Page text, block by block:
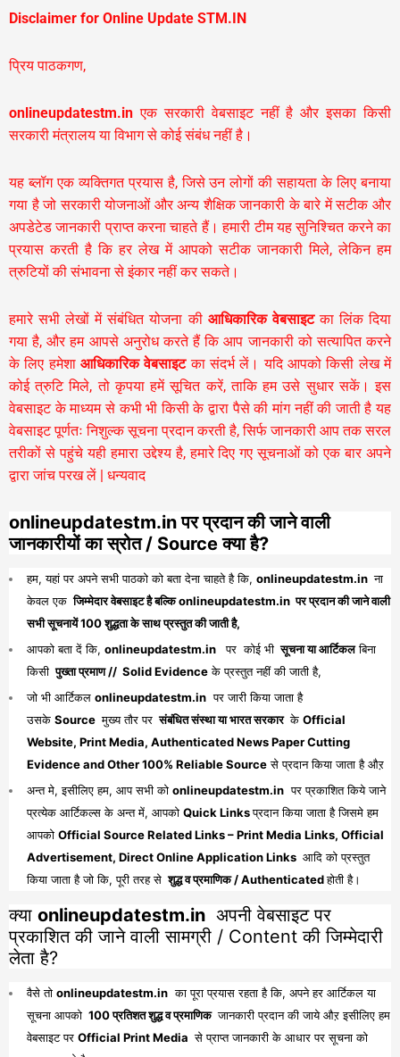
Disclaimer for Online Update STM.IN
प्रिय पाठकगण,
onlineupdatestm.in एक सरकारी वेबसाइट नहीं है और इसका किसी
सरकारी मंत्रालय या विभाग से कोई संबंध नहीं है।
यह ब्लॉग एक व्यक्तिगत प्रयास है, जिसे उन लोगों की सहायता के लिए बनाया
गया है जो सरकारी योजनाओं और अन्य शैक्षिक जानकारी के बारे में सटीक और
अपडेटेड जानकारी प्राप्त करना चाहते हैं। हमारी टीम यह सुनिश्चित करने का
प्रयास करती है कि हर लेख में आपको सटीक जानकारी मिले, लेकिन हम
त्रुटियों की संभावना से इंकार नहीं कर सकते।
हमारे सभी लेखों में संबंधित योजना की आधिकारिक वेबसाइटका लिंक दिया
गया है, और हम आपसे अनुरोध करते हैं कि आप जानकारी को सत्यापित करने
के लिए हमेशा आधिकारिक वेबसाइटका संदर्भ लें। यदि आपको किसी लेख में
कोई त्रुटि मिले, तो कृपया हमें सूचित करें, ताकि हम उसे सुधार सकें। इस
वेबसाइट के माध्यम से कभी भी किसी के द्वारा पैसे की मांग नहीं की जाती है यह
वेबसाइट पूर्णतः निशुल्क सूचना प्रदान करती है,सिर्फ जानकारी आप तक सरल
तरीकों से पहुंचे यही हमारा उद्देश्य है, हमारे दिए गए सूचनाओं को एक बार अपने
द्वारा जांच परख लें | धन्यवाद
onlineupdatestm.in पर प्रदान की जाने वाली
जानकारीयों का स्रोत / Source क्या है?
हम, यहां पर अपने सभी पाठको को बता देना चाहते है कि, onlineupdatestm.in ना
केवल एक जिम्मेदार वेबसाइट है बल्कि onlineupdatestm.in पर प्रदान की जाने वाली
सभी सूचनायें 100 शुद्धता के साथ प्रस्तुत की जाती है,
आपको बता दें कि, onlineupdatestm.in पर कोई भी सूचना या आर्टिकलबिना
किसी पुख्ता प्रमाण // Solid Evidenceके प्रस्तुत नहीं की जाती है,
जो भी आर्टिकल onlineupdatestm.in पर जारी किया जाता है
उसके Source मुख्य तौर पर संबंधित संस्था या भारत सरकार के Official
Website, Print Media, Authenticated News Paper Cutting
Evidence and Other 100% Reliable Sourceसे प्रदान किया जाता है औऱ
अन्त मे, इसीलिए हम, आप सभी को onlineupdatestm.in पर प्रकाशित किये जाने
प्रत्येक आर्टिकल्स के अन्त में, आपको Quick Linksप्रदान किया जाता है जिसमे हम
आपको Official Source Related Links – Print Media Links, Official
Advertisement, Direct Online Application Links आदि को प्रस्तुत
किया जाता है जो कि, पूरी तरह से शुद्ध व प्रमाणिक / Authenticatedहोती है।
क्या onlineupdatestm.in अपनी वेबसाइट पर
प्रकाशित की जाने वाली सामग्री / Content की जिम्मेदारी
लेता है?
वैसे तो onlineupdatestm.in का पूरा प्रयास रहता है कि, अपने हर आर्टिकल या
सूचना आपको 100 प्रतिशत शुद्ध व प्रमाणिक जानकारी प्रदान की जाये औऱ इसीलिए हम
वेबसाइट पर Official Print Media से प्राप्त जानकारी के आधार पर सूचना को